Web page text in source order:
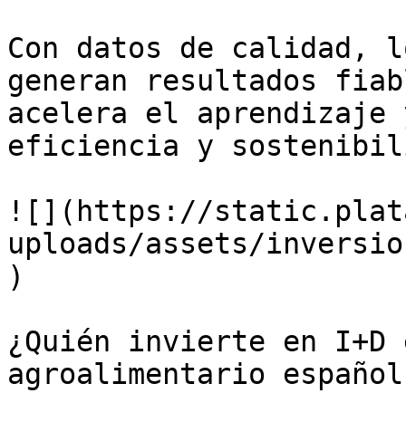
Con datos de calidad,
generan resultados
acelera el aprendizaje
eficiencia y
![](https://
uploads/assets/
)
¿Quién invierte en
agroalimentario